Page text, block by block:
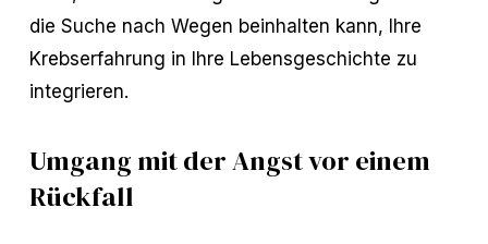
die Suche nach Wegen beinhalten kann, Ihre
Krebserfahrung in Ihre Lebensgeschichte zu
integrieren.
Umgang mit der Angst vor einem
Rückfall